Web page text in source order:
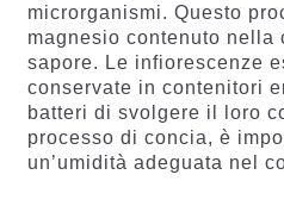
microrganismi. Questo
magnesio contenuto nella
sapore. Le infiorescenze
conservate in contenitori
batteri di svolgere il loro
processo di concia, è
un’umidità adeguata nel